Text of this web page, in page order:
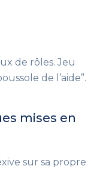
de rôles. Jeu
de l’aide”.
mises en
sur sa propre